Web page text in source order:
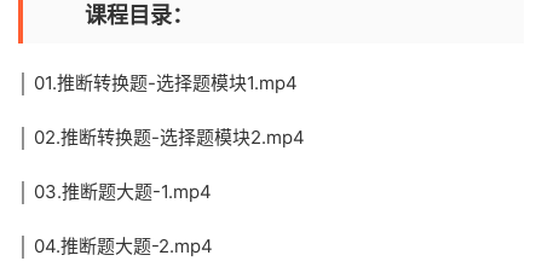
课程目录：
│ 01.推断转换题-选择题模块1.mp4
│ 02.推断转换题-选择题模块2.mp4
│ 03.推断题大题-1.mp4
│ 04.推断题大题-2.mp4